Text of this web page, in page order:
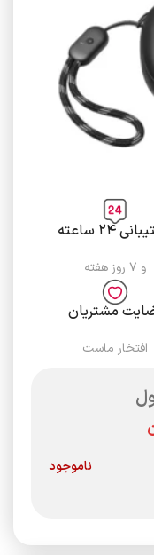
۲۴ ساعته
و ۷ روز هفته
مشتریان
افتخار ماست
ناموجود